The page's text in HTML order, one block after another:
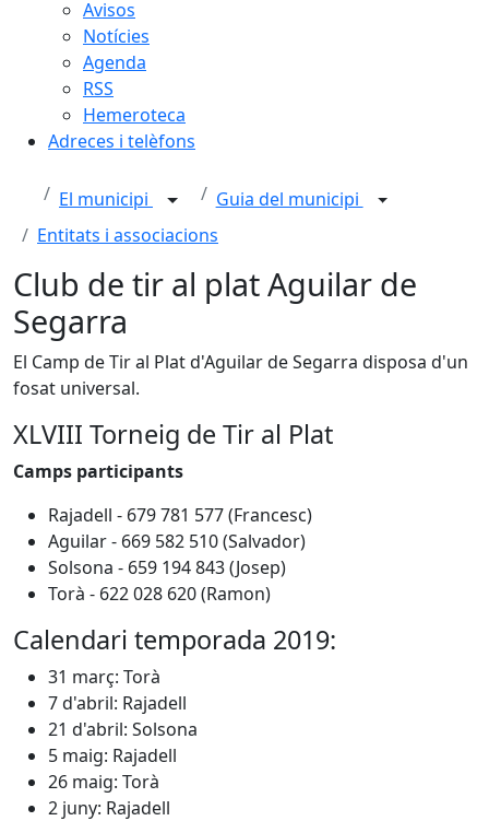
Avisos
Notícies
Agenda
RSS
Hemeroteca
Adreces i telèfons
El municipi
Guia del municipi
Entitats i associacions
Club de tir al plat Aguilar de
Segarra
El Camp de Tir al Plat d'Aguilar de Segarra disposa d'un
fosat universal.
XLVIII Torneig de Tir al Plat
Camps participants
Rajadell - 679 781 577 (Francesc)
Aguilar - 669 582 510 (Salvador)
Solsona - 659 194 843 (Josep)
Torà - 622 028 620 (Ramon)
Calendari temporada 2019:
31 març: Torà
7 d'abril: Rajadell
21 d'abril: Solsona
5 maig: Rajadell
26 maig: Torà
2 juny: Rajadell